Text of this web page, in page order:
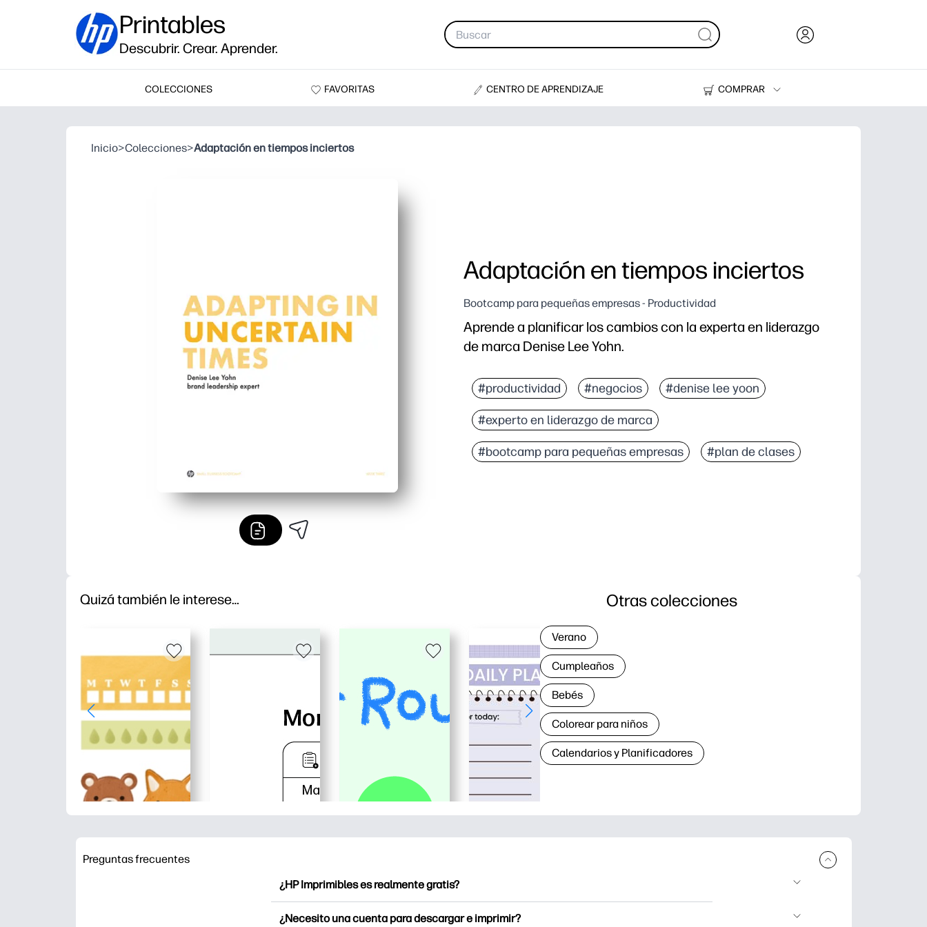
Printables
Descubrir. Crear. Aprender.
COLECCIONES FAVORITAS CENTRO DE APRENDIZAJE
COMPRAR
Impresoras
Inicio>Colecciones>Adaptación en tiempos inciertos
Adaptación en tiempos inciertos
Bootcamp para pequeñas empresas - Productividad
Aprende a planificar los cambios con la experta en liderazgo
de marca Denise Lee Yohn.
#productividad #negocios #denise lee yoon
#experto en liderazgo de marca
#bootcamp para pequeñas empresas #plan de clases
Quizá también le interese… Otras colecciones
Verano
Cumpleaños
Bebés
Colorear para niños
Calendarios y Planificadores
Preguntas frecuentes
¿HP Imprimibles es realmente gratis?
¿Necesito una cuenta para descargar e imprimir?